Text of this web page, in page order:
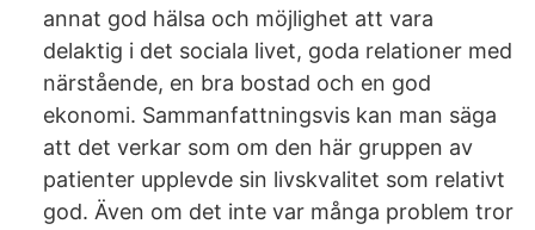
annat god hälsa och möjlighet att vara
delaktig i det sociala livet, goda relationer med
närstående, en bra bostad och en god
ekonomi. Sammanfattningsvis kan man säga
att det verkar som om den här gruppen av
patienter upplevde sin livskvalitet som relativt
god. Även om det inte var många problem tror